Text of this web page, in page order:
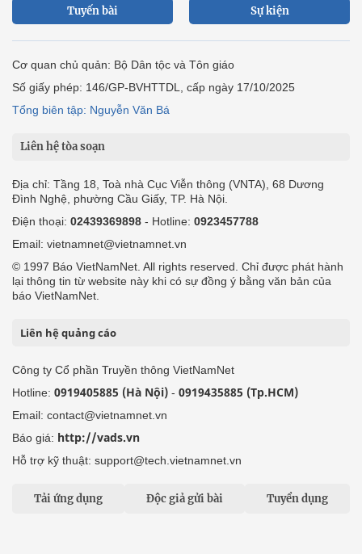
Tuyến bài Sự kiện
Cơ quan chủ quản: Bộ Dân tộc và Tôn giáo
Số giấy phép: 146/GP-BVHTTDL, cấp ngày 17/10/2025
Tổng biên tập: Nguyễn Văn Bá
Liên hệ tòa soạn
Địa chỉ: Tầng 18, Toà nhà Cục Viễn thông (VNTA), 68 Dương
Đình Nghệ, phường Cầu Giấy, TP. Hà Nội.
Điện thoại: 02439369898 - Hotline: 0923457788
Email: vietnamnet@vietnamnet.vn
© 1997 Báo VietNamNet. All rights reserved. Chỉ được phát hành
lại thông tin từ website này khi có sự đồng ý bằng văn bản của
báo VietNamNet.
Liên hệ quảng cáo
Công ty Cổ phần Truyền thông VietNamNet
Hotline: 0919405885 (Hà Nội) - 0919435885 (Tp.HCM)
Email: contact@vietnamnet.vn
Báo giá: http://vads.vn
Hỗ trợ kỹ thuật: support@tech.vietnamnet.vn
Tải ứng dụng Độc giả gửi bài Tuyển dụng